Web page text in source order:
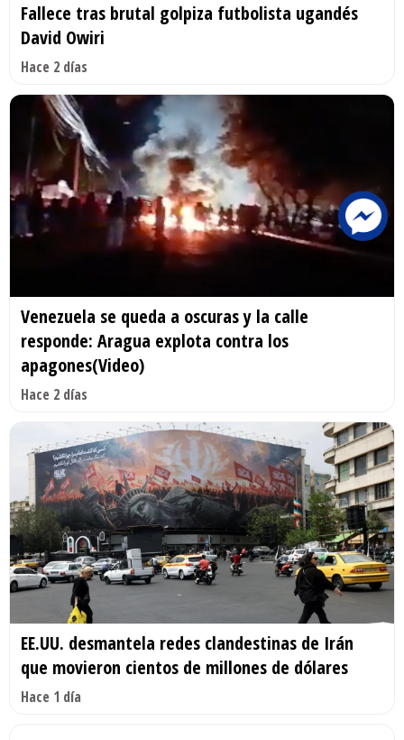
Fallece tras brutal golpiza futbolista ugandés
David Owiri
Hace 2 días
Venezuela se queda a oscuras y la calle
responde: Aragua explota contra los
apagones(Video)
Hace 2 días
EE.UU. desmantela redes clandestinas de Irán
que movieron cientos de millones de dólares
Hace 1 día